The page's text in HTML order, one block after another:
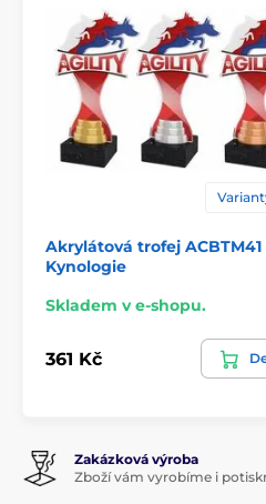
Akrylátová trofej ACBTM41
Kynologie
Skladem v e-shopu.
361 Kč
Zakázková výroba
Zboží vám vyrobíme i